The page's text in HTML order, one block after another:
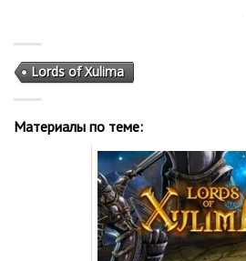
Lords of Xulima
Материалы по теме: